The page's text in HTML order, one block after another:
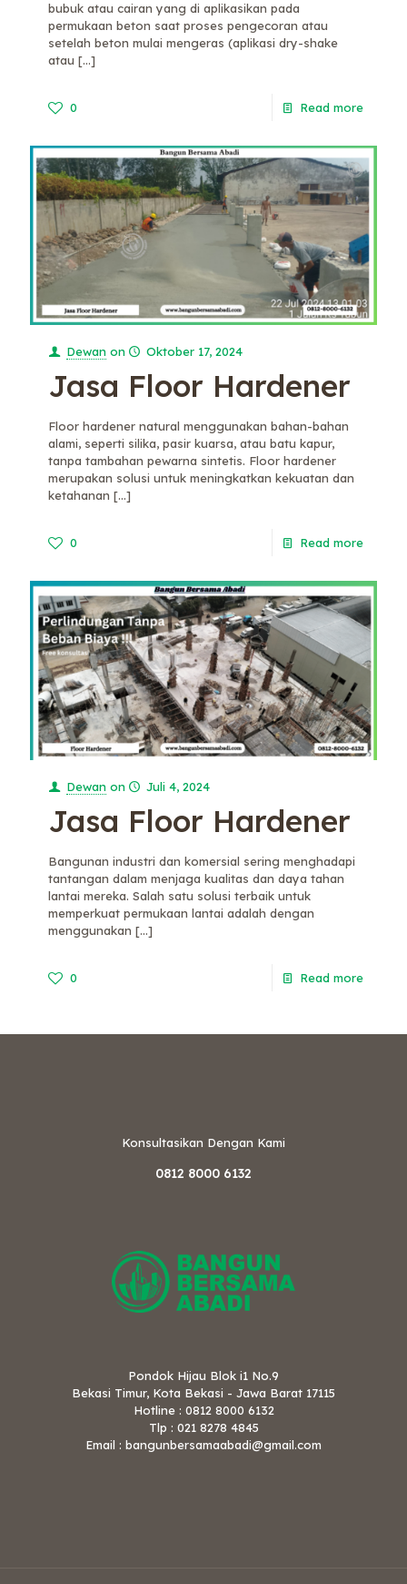
bubuk atau cairan yang di aplikasikan pada
permukaan beton saat proses pengecoran atau
setelah beton mulai mengeras (aplikasi dry-shake
atau […]
0 Read more
Dewan on Oktober 17, 2024
Jasa Floor Hardener
Floor hardener natural menggunakan bahan-bahan
alami, seperti silika, pasir kuarsa, atau batu kapur,
tanpa tambahan pewarna sintetis. Floor hardener
merupakan solusi untuk meningkatkan kekuatan dan
ketahanan […]
0 Read more
Dewan on Juli 4, 2024
Jasa Floor Hardener
Bangunan industri dan komersial sering menghadapi
tantangan dalam menjaga kualitas dan daya tahan
lantai mereka. Salah satu solusi terbaik untuk
memperkuat permukaan lantai adalah dengan
menggunakan […]
0 Read more
Konsultasikan Dengan Kami
0812 8000 6132
Pondok Hijau Blok i1 No.9
Bekasi Timur, Kota Bekasi - Jawa Barat 17115
Hotline : 0812 8000 6132
Tlp : 021 8278 4845
Email : bangunbersamaabadi@gmail.com